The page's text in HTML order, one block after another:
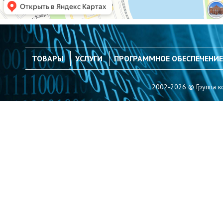
ТОВАРЫ УСЛУГИ ПРОГРАММНОЕ ОБЕСПЕЧЕНИЕ
2002-2026 © Группа